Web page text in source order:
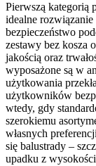
Pierwszą kategorią
idealne
bezpieczeństwo
zestawy bez kosza
jakością oraz
wyposażone są w
użytkowania
użytkowników
wtedy, gdy
szerokiemu
własnych
się balustrady –
upadku z